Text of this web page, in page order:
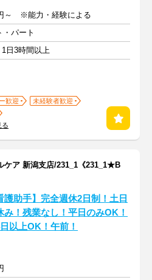
～ ※能力・経験による
・パート
日3時間以上
歓迎
未経験者歓迎
る
ケア 新潟支店/231_1《231_1★B
護助手】完全週休2日制！土日
み！残業なし！平日のみOK！
以上OK！午前！